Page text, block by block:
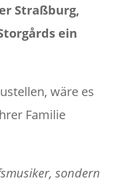
Straßburg,
ein
wäre es
Familie
sondern